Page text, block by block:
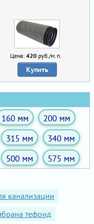
Цена: 420 руб./м.п.
Купить
160 мм
200 мм
315 мм
340 мм
500 мм 575 мм
канализации
тефонд